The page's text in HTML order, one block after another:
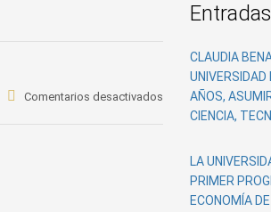
Comentarios desactivados
Participe
cortometrajes
CLAUDIA
AÑOS,
CIENCIA,
LA
PRIMER
ECONOMÍA